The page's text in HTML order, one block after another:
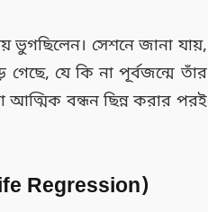
ভুগছিলেন। সেশনে জানা যায়,
গেছে, যে কি না পূর্বজন্মে তাঁর
আত্মিক বন্ধন ছিন্ন করার পরই
Regression)